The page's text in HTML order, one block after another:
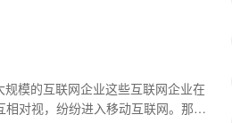
模的互联网企业这些互联网企业在
对视，纷纷进入移动互联网。那么